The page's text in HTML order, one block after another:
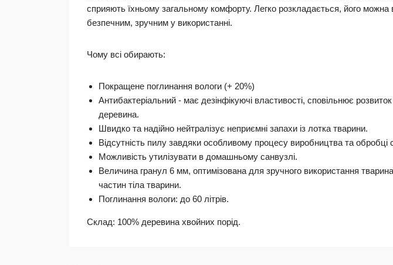
сприяють їхньому загальному комфорту. Легко розкладається, його
безпечним, зручним у використанні.
Чому всі обирають:
Покращене поглинання вологи (+ 20%)
Антибактеріальний - має дезінфікуючі властивості, сповільнює
деревина.
Швидко та надійно нейтралізує неприємні запахи із лотка тварини.
Відсутність пилу завдяки особливому процесу виробництва та обробці
Можливість утилізувати в домашньому санвузлі.
Величина гранул 6 мм, оптимізована для зручного використання
частин тіла тварини.
Поглинання вологи: до 60 літрів.
Склад: 100% деревина хвойних порід.